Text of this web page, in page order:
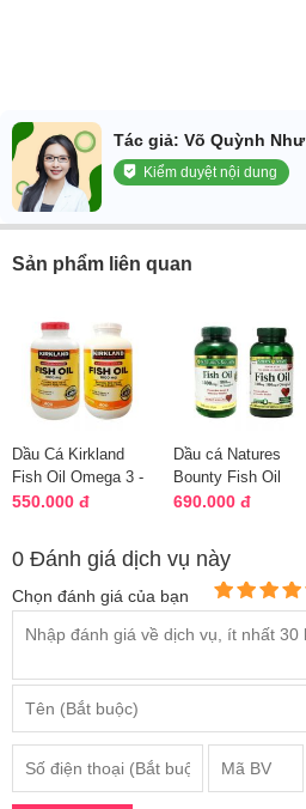
Tác giả: Võ Quỳnh Như
Kiểm duyệt nội dung
Sản phẩm liên quan
Dầu Cá Kirkland
Fish Oil Omega 3 -
Bổ Mắt, Tốt Tim
550.000 đ
Dầu cá Natures
Bounty Fish Oil
1400mg của Mỹ
690.000 đ
0 Đánh giá dịch vụ này
Chọn đánh giá của bạn